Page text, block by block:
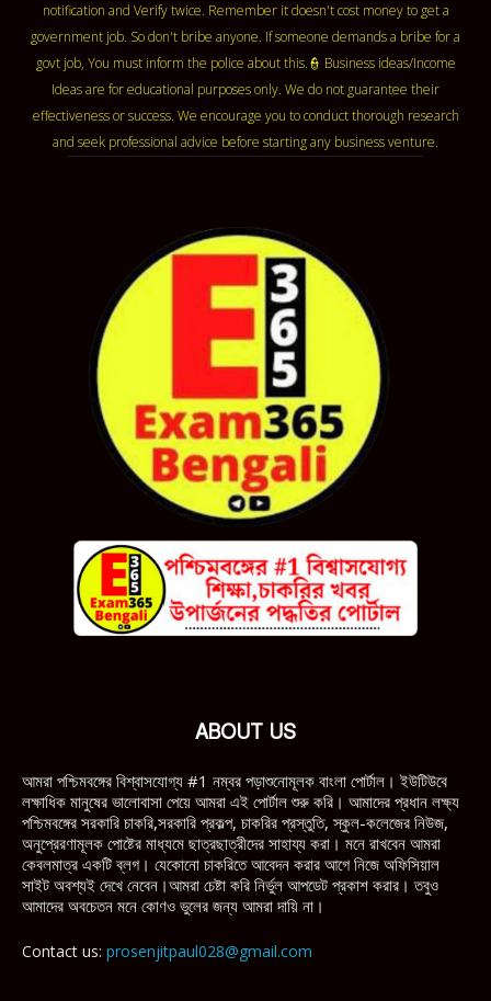
notification and Verify twice. Remember it doesn't cost money to get a
government job. So don't bribe anyone. If someone demands a bribe for a
govt job, You must inform the police about this.👮 Business ideas/Income
Ideas are for educational purposes only. We do not guarantee their
effectiveness or success. We encourage you to conduct thorough research
and seek professional advice before starting any business venture.
ABOUT US
আমরা পশ্চিমবঙ্গের বিশ্বাসযোগ্য #1 নম্বর পড়াশুনোমূলক বাংলা পোর্টাল। ইউটিউবে
লক্ষাধিক মানুষের ভালোবাসা পেয়ে আমরা এই পোর্টাল শুরু করি। আমাদের প্রধান লক্ষ্য
পশ্চিমবঙ্গের সরকারি চাকরি,সরকারি প্রকল্প, চাকরির প্রস্তুতি, স্কুল-কলেজের নিউজ,
অনুপ্রেরণামূলক পোষ্টের মাধ্যমে ছাত্রছাত্রীদের সাহায্য করা। মনে রাখবেন আমরা
কেবলমাত্র একটি ব্লগ। যেকোনো চাকরিতে আবেদন করার আগে নিজে অফিসিয়াল
সাইট অবশ্যই দেখে নেবেন।আমরা চেষ্টা করি নির্ভুল আপডেট প্রকাশ করার। তবুও
আমাদের অবচেতন মনে কোণও ভুলের জন্য আমরা দায়ি না।
Contact us: prosenjitpaul028@gmail.com